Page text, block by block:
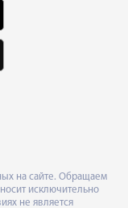
на сайте. Обращаем
носит исключительно
не является